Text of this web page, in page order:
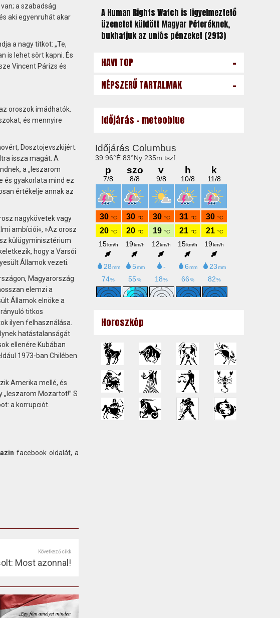
a szabadság
aki egyenruhát akar
a nagy titkot: „Te,
is lehet sört kapni. És
Vincent Párizs és
oroszok imádhatók.
és mennyire
Dosztojevszkijért.
issza magát. A
a „leszarom
és gyakorlata mind ez
értékelje annak az
nagykövetek vagy
ambíciói«, »Az orosz
külügyminisztérium
hogy a Varsói
Államok vezeti.
Magyarország
elemzi a
Államok elnöke a
titkos
ilyen felhasználása.
hatástalanságát
ellenére Kubában
1973-ban Chilében
Amerika mellé, és
Mozartot!” S
a korrupciót.
facebook oldalát, a
Következő cikk
Most azonnal!
A Human Rights Watch is figyelmeztető
üzenetet küldött Magyar Péteréknek,
bukhatjuk az uniós pénzeket (2913)
HAVI TOP -
NÉPSZERŰ TARTALMAK -
Időjárás - meteoblue
Horoszkóp